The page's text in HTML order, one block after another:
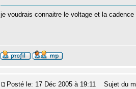
je voudrais connaitre le voltage et la
Posté le: 17 Déc 2005 à 19:11 Sujet du